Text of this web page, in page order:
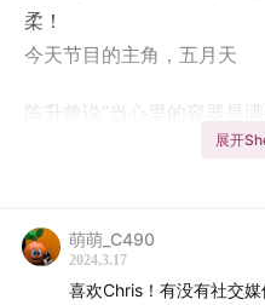
柔！
今天节目的主角，五月天
陈升曾说“当心里的容器是
情，很容易就会涌出来”展开
萌萌_C490
2024.3.17
喜欢Chris！有没有社交媒